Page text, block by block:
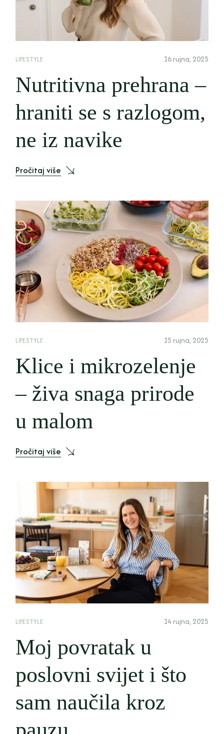
LIFESTYLE 16 rujna, 2025
Nutritivna prehrana –
hraniti se s razlogom,
ne iz navike
Pročitaj više
LIFESTYLE 15 rujna, 2025
Klice i mikrozelenje
– živa snaga prirode
u malom
Pročitaj više
LIFESTYLE 14 rujna, 2025
Moj povratak u
poslovni svijet i što
sam naučila kroz